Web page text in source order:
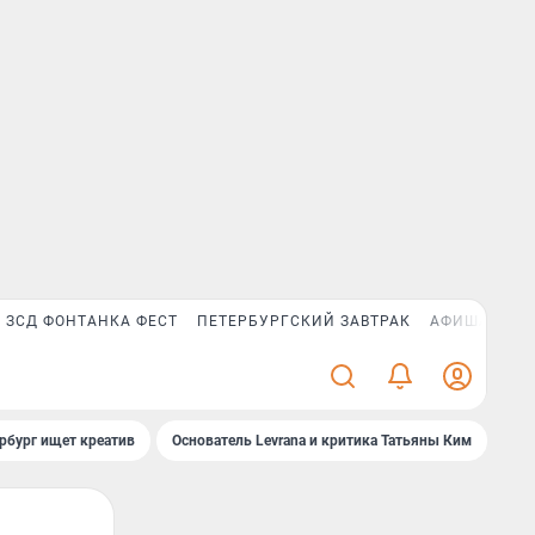
ЗСД ФОНТАНКА ФЕСТ ПЕТЕРБУРГСКИЙ ЗАВТРАК АФИША PLUS
ищет креатив Основатель Levrana и критика Татьяны Ким